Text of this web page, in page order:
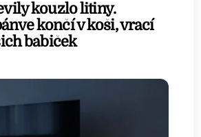
kouzlo litiny.
končí v koši, vrací
babiček